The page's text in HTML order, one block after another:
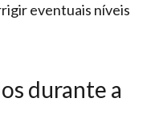
eventuais níveis
durante a